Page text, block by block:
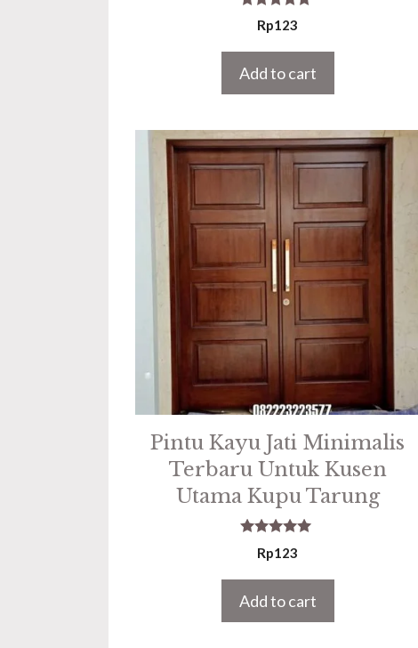
5.00
out of 5
Rp123
Add to cart
Pintu Kayu Jati Minimalis
Terbaru Untuk Kusen
Utama Kupu Tarung
5.00
out of 5
Rp123
Add to cart